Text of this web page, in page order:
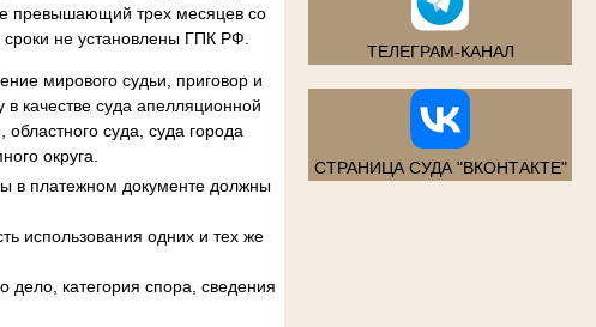
ТЕЛЕГРАМ-КАНАЛ
СТРАНИЦА СУДА "ВКОНТАКТЕ"
превышающий трех месяцев со
сроки не установлены ГПК РФ.
мирового судьи, приговор и
качестве суда апелляционной
суда, суда города
округа.
в платежном документе должны
использования одних и тех же
категория спора, сведения